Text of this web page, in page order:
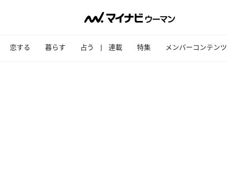
恋する 暮らす 占う 連載 特集 メンバーコンテンツ